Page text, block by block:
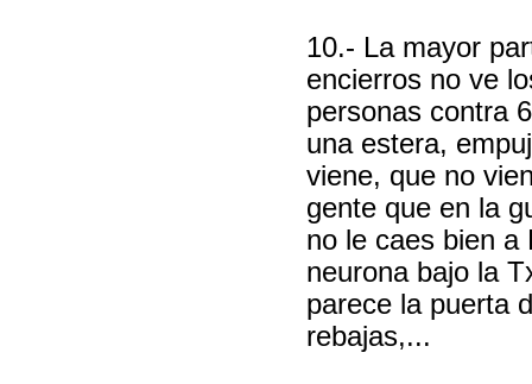
10.- La mayor
encierros no ve
personas contra
una estera,
viene, que no
gente que en la
no le caes bien a
neurona bajo la
parece la puerta
rebajas,...